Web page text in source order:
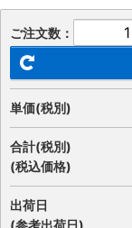
ご注文数：
単価(税別)
合計(税別)
(税込価格)
出荷日
(参考出荷日)